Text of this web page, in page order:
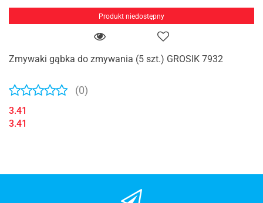
Produkt niedostępny
Zmywaki gąbka do zmywania (5 szt.) GROSIK 7932
(0)
3.41
3.41